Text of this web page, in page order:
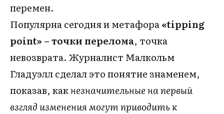
перемен.
Популярна сегодня и метафора«tipping
point» – точки перелома, точка
невозврата. Журналист Малкольм
Гладуэлл сделал это понятие знаменем,
показав, какнезначительные на первый
взгляд изменения могут приводить к